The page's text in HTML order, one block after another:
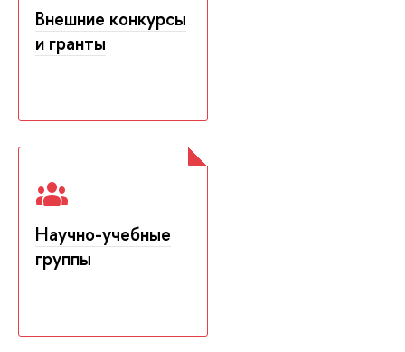
Внешние конкурсы
и гранты
Научно-учебные
группы